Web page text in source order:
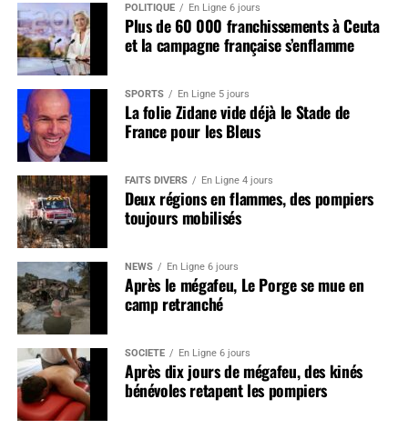
POLITIQUE En Ligne 6 jours
Plus de 60 000 franchissements à Ceuta
et la campagne française s’enflamme
SPORTS En Ligne 5 jours
La folie Zidane vide déjà le Stade de
France pour les Bleus
FAITS DIVERS En Ligne 4 jours
Deux régions en flammes, des pompiers
toujours mobilisés
NEWS En Ligne 6 jours
Après le mégafeu, Le Porge se mue en
camp retranché
SOCIÉTÉ En Ligne 6 jours
Après dix jours de mégafeu, des kinés
bénévoles retapent les pompiers